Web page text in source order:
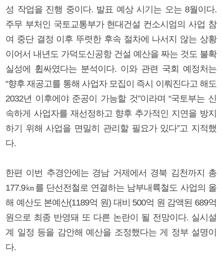
성 작업을 진행 중이다. 발표 예상 시기는 오는 8월이다.
주무 부처인 국토교통부가 현대건설 컨소시엄의 사업 참
여 중단 결정 이후 뚜렷한 후속 절차에 나서지 않는 상황
이어서 내년도 가덕도신공항 건설 예산을 짜는 것도 불확
실성에 휩싸였다는 분석이다. 이와 관련 국회 예정처는
“향후 재공고를 통해 사업자 모집이 즉시 이뤄진다고 해도
2032년 이후에야 준공이 가능할 것”이라며 “국토부는 신
속하게 사업자를 재선정하고 향후 추가적인 지연을 방지
하기 위해 사업을 면밀히 관리할 필요가 있다”고 지적했
다.
한편 이번 추경안에는 경남 거제에서 경북 김천까지 총
177.9㎞를 단선전철로 연결하는 남부내륙철도 사업의 올
해 예산도 본예산(1189억 원) 대비 500억 원 감액된 689억
원으로 최종 반영돼 또 다른 논란이 될 전망이다. 실시설
계 일정 등을 감안해 예산을 조정했다는 게 정부 설명이
다.